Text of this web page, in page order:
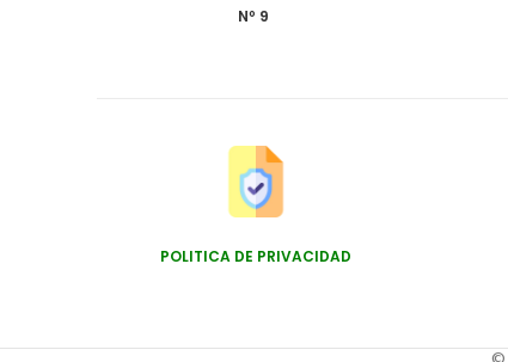
Nº 9
POLITICA DE PRIVACIDAD